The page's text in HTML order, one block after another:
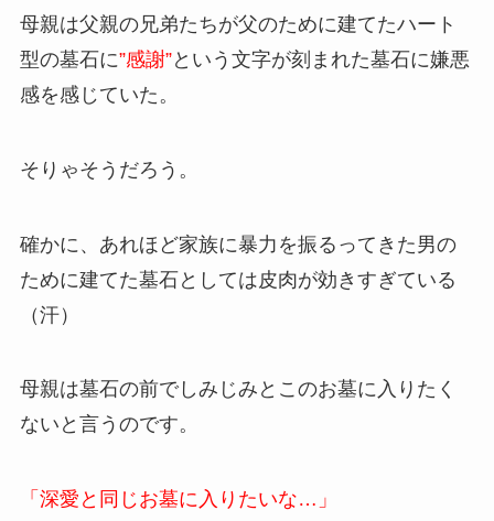
母親は父親の兄弟たちが父のために建てたハート
型の墓石に”感謝”という文字が刻まれた墓石に嫌悪
感を感じていた。
そりゃそうだろう。
確かに、あれほど家族に暴力を振るってきた男の
ために建てた墓石としては皮肉が効きすぎている
（汗）
母親は墓石の前でしみじみとこのお墓に入りたく
ないと言うのです。
「深愛と同じお墓に入りたいな…」